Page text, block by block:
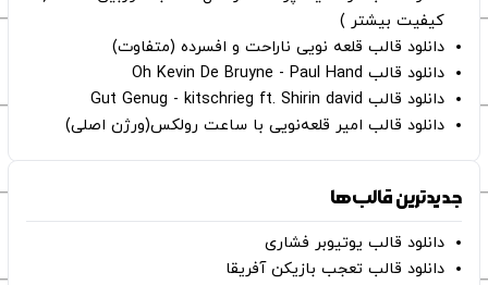
کیفیت بیشتر )
دانلود قالب قلعه نویی ناراحت و افسرده (متفاوت)
دانلود قالب Oh Kevin De Bruyne - Paul Hand
دانلود قالب Gut Genug - kitschrieg ft. Shirin david
دانلود قالب امیر قلعه‌نویی با ساعت رولکس(ورژن اصلی)
جدیدترین قالب‌ها
دانلود قالب یوتیوبر فشاری
دانلود قالب تعجب بازیکن آفریقا